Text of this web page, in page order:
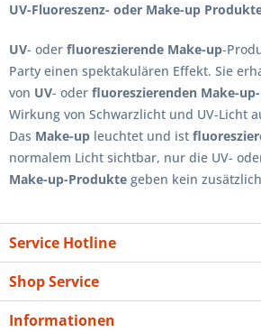
UV-Fluoreszenz- oder Make-up
UV- oder fluoreszierende Make-up-
Party einen spektakulären Effekt. Sie
von UV- oder fluoreszierenden Make-
Wirkung von Schwarzlicht und UV-Licht
Das Make-up leuchtet und ist
normalem Licht sichtbar, nur die UV-
Make-up-Produkte geben kein
Service Hotline
Shop Service
Informationen